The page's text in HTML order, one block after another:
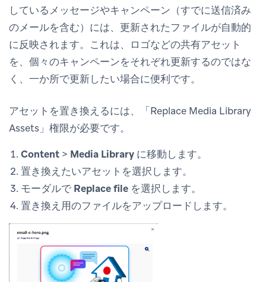
しているメッセージやキャンペーン（すでに送信済み
のメールを含む）には、更新されたファイルが自動的
に反映されます。これは、ロゴなどの共有アセット
を、個々のキャンペーンをそれぞれ更新するのではな
く、一か所で更新したい場合に便利です。
アセットを置き換えるには、「Replace Media Library
Assets」権限が必要です。
Content > Media Library に移動します。
置き換えたいアセットを選択します。
モーダルで Replace file を選択します。
置き換え用のファイルをアップロードします。